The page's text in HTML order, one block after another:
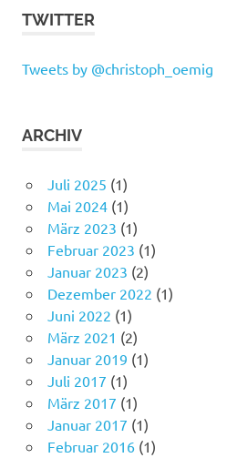
TWITTER
Tweets by @christoph_oemig
ARCHIV
Juli 2025 (1)
Mai 2024(1)
März 2023 (1)
Februar 2023 (1)
Januar 2023 (2)
Dezember 2022 (1)
Juni 2022 (1)
März 2021 (2)
Januar 2019 (1)
Juli 2017 (1)
März 2017 (1)
Januar 2017 (1)
Februar 2016(1)